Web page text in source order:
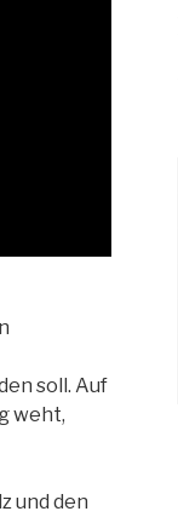
soll. Auf
weht,
und den